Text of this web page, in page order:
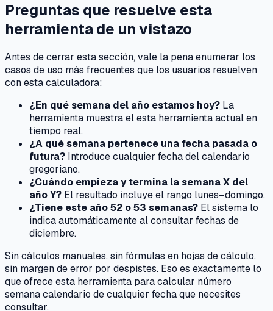
Preguntas que resuelve esta
herramienta de un vistazo
Antes de cerrar esta sección, vale la pena enumerar los
casos de uso más frecuentes que los usuarios resuelven
con esta calculadora:
¿En qué semana del año estamos hoy? La
herramienta muestra el esta herramienta actual en
tiempo real.
¿A qué semana pertenece una fecha pasada o
futura? Introduce cualquier fecha del calendario
gregoriano.
¿Cuándo empieza y termina la semana X del
año Y? El resultado incluye el rango lunes–domingo.
¿Tiene este año 52 o 53 semanas? El sistema lo
indica automáticamente al consultar fechas de
diciembre.
Sin cálculos manuales, sin fórmulas en hojas de cálculo,
sin margen de error por despistes. Eso es exactamente lo
que ofrece esta herramienta para calcular número
semana calendario de cualquier fecha que necesites
consultar.